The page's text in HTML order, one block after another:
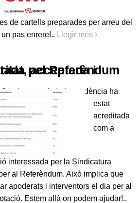
de cartells preparades per arreu del
pas enrere!..
Llegir més
i acreditada pel Referèndum
per la Independència ha
estat
acreditada
com a
interessada per la Sindicatura
al Referèndum. Això implica que
apoderats i interventors el dia per al
Estem allà on podem ajudar!..